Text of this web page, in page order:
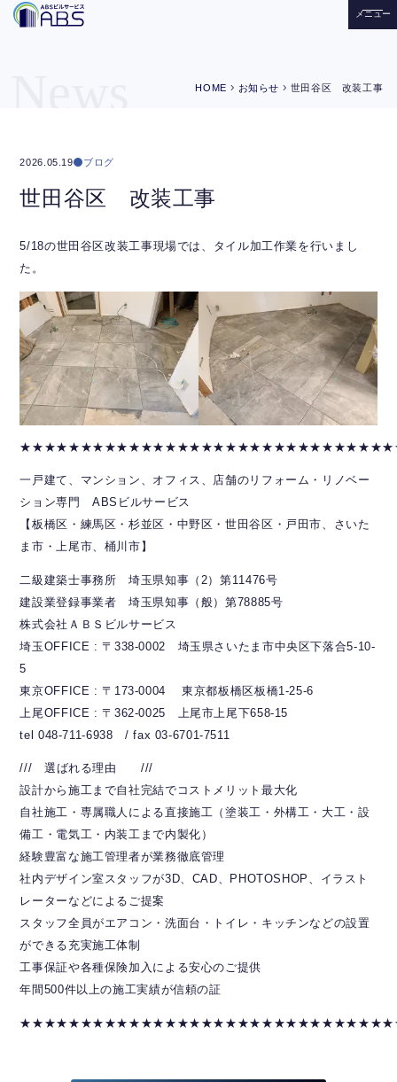
メニュー
HOME chevron_right お知らせ chevron_right世田谷区 改装工事
2026.05.19 ブログ
世田谷区 改装工事
5/18の世田谷区改装工事現場では、タイル加工作業を行いまし
た。
一戸建て、マンション、オフィス、店舗のリフォーム・リノベー
ション専門 ABSビルサービス
【板橋区・練馬区・杉並区・中野区・世田谷区・戸田市、さいた
ま市・上尾市、桶川市】
二級建築士事務所 埼玉県知事（2）第11476号
建設業登録事業者 埼玉県知事（般）第78885号
株式会社ＡＢＳビルサービス
埼玉OFFICE : 〒338-0002 埼玉県さいたま市中央区下落合5-10-
5
東京OFFICE : 〒173-0004 東京都板橋区板橋1-25-6
上尾OFFICE : 〒362-0025 上尾市上尾下658-15
tel 048-711-6938 / fax 03-6701-7511
/// 選ばれる理由 ///
設計から施工まで自社完結でコストメリット最大化
自社施工・専属職人による直接施工（塗装工・外構工・大工・設
備工・電気工・内装工まで内製化）
経験豊富な施工管理者が業務徹底管理
社内デザイン室スタッフが3D、CAD、PHOTOSHOP、イラスト
レーターなどによるご提案
スタッフ全員がエアコン・洗面台・トイレ・キッチンなどの設置
ができる充実施工体制
工事保証や各種保険加入による安心のご提供
年間500件以上の施工実績が信頼の証